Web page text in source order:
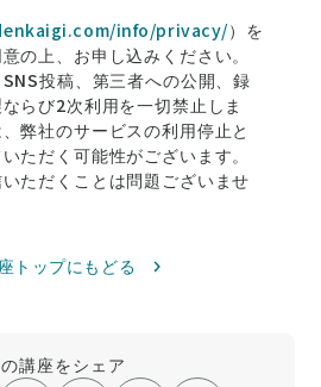
info/privacy/）を
の上、お申し込みください。
投稿、第三者への公開、録
らび2次利用を一切禁止しま
弊社のサービスの利用停止と
ただく可能性がございます。
ただくことは問題ございませ
トップにもどる
講座をシェア